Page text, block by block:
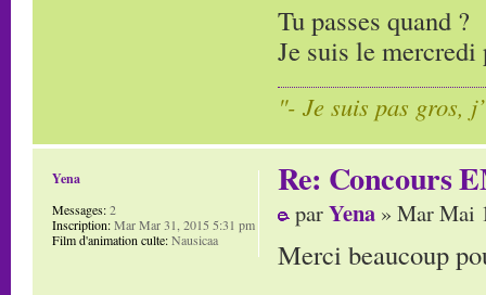
Tu passes quand ?
Je suis le mercredi
"- Je suis pas gros,
Re: Concours
parYena » Mar Mai
Merci beaucoup
Yena
Messages:2
Inscription:Mar Mar 31, 2015 5:31 pm
Film d'animation culte:Nausicaa